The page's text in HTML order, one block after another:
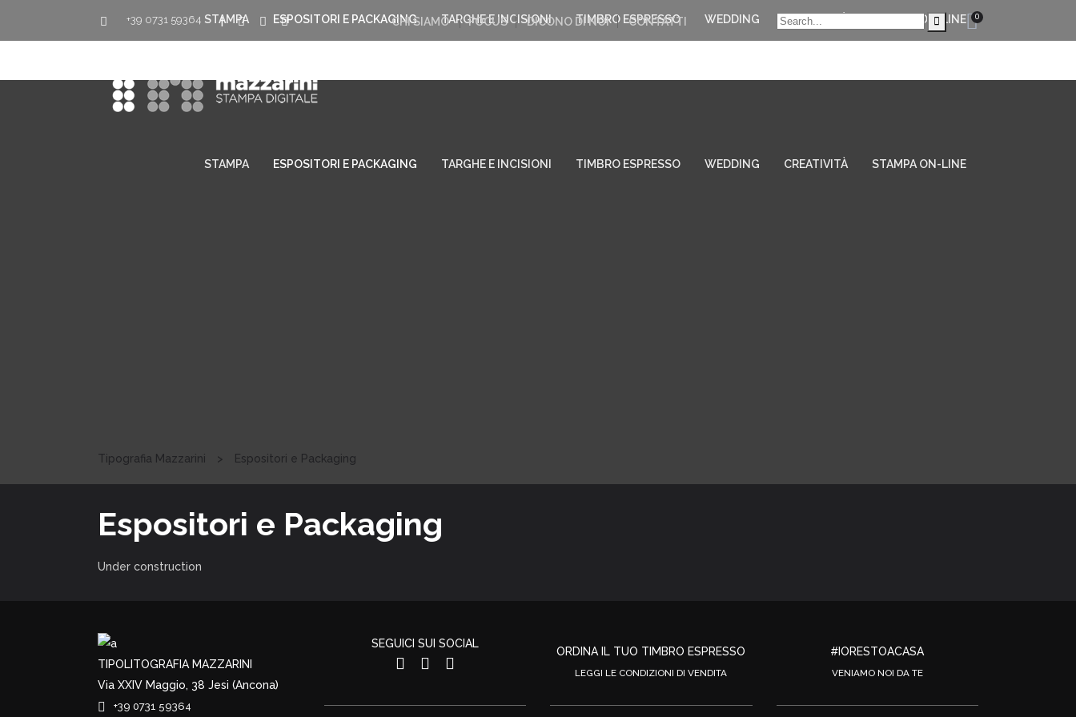
+39 0731 59364 | CHI SIAMO FOCUS DICONO DI NOI CONTATTI 0
STAMPA ESPOSITORI E PACKAGING TARGHE E INCISIONI TIMBRO ESPRESSO WEDDING CREATIVITÀ STAMPA ON-LINE
STAMPA ESPOSITORI E PACKAGING TARGHE E INCISIONI TIMBRO ESPRESSO WEDDING CREATIVITÀ STAMPA ON-LINE
Tipografia Mazzarini > Espositori e Packaging
Espositori e Packaging
Under construction
TIPOLITOGRAFIA MAZZARINI
Via XXIV Maggio, 38 Jesi (Ancona)
+39 0731 59364
SEGUICI SUI SOCIAL
ORDINA IL TUO TIMBRO ESPRESSO
LEGGI LE CONDIZIONI DI VENDITA
#IORESTOACASA
VENIAMO NOI DA TE